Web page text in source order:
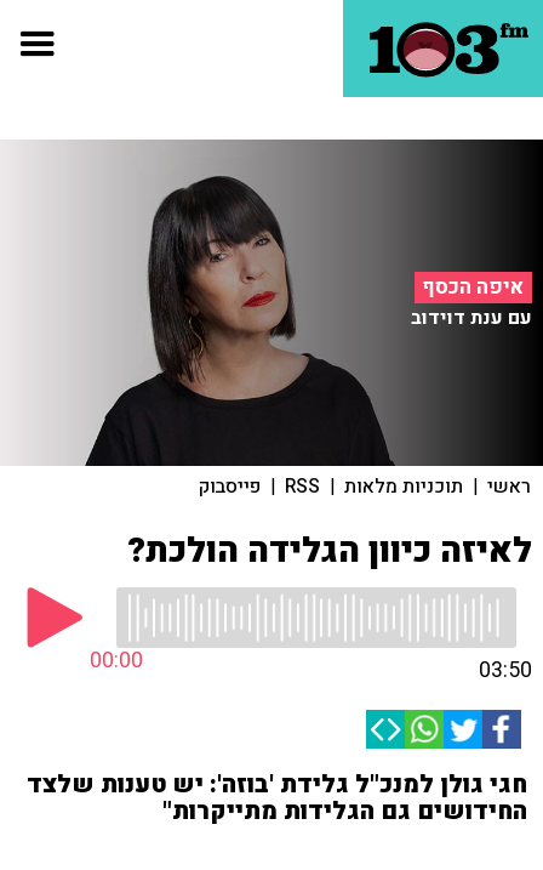
איפה הכסף
עם ענת דוידוב
ראשי | תוכניות מלאות |
RSS
| פייסבוק
לאיזה כיוון הגלידה הולכת?
00:00 03:50
חגי גולן למנכ"ל גלידת 'בוזה': יש טענות שלצד
החידושים גם הגלידות מתייקרות"